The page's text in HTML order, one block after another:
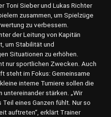
Toni Sieber und Lukas Richter
zusammen, um Spielzüge
zu verbessern.
der Leitung von Kapitän
um Stabilität und
Situationen zu erhöhen.
nur sportlichen Zwecken. Auch
steht im Fokus: Gemeinsame
interne Turniere sollen die
untereinander stärken. „Wir
eines Ganzen fühlt. Nur so
auftreten“, erklärt Trainer